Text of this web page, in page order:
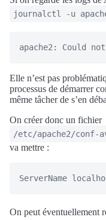
journalctl -u
Elle n’est pas
processus de démarrer
même tâcher de s’en
On créer donc un fichier
/etc/apache2/conf-
va mettre :
On peut éventuellement